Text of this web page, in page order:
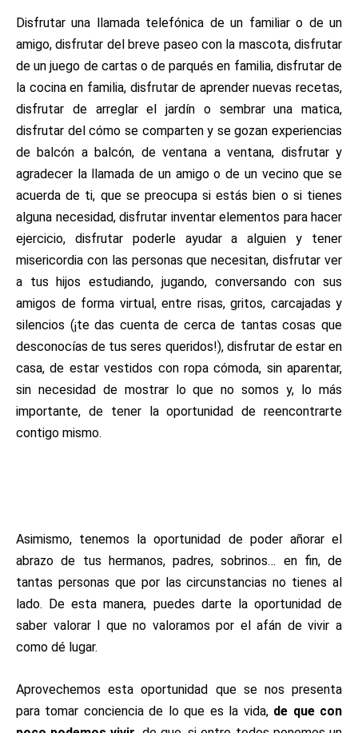
Disfrutar una llamada telefónica de un familiar o de un
amigo, disfrutar del breve paseo con la mascota, disfrutar
de un juego de cartas o de parqués en familia, disfrutar de
la cocina en familia, disfrutar de aprender nuevas recetas,
disfrutar de arreglar el jardín o sembrar una matica,
disfrutar del cómo se comparten y se gozan experiencias
de balcón a balcón, de ventana a ventana, disfrutar y
agradecer la llamada de un amigo o de un vecino que se
acuerda de ti, que se preocupa si estás bien o si tienes
alguna necesidad, disfrutar inventar elementos para hacer
ejercicio, disfrutar poderle ayudar a alguien y tener
misericordia con las personas que necesitan, disfrutar ver
a tus hijos estudiando, jugando, conversando con sus
amigos de forma virtual, entre risas, gritos, carcajadas y
silencios (¡te das cuenta de cerca de tantas cosas que
desconocías de tus seres queridos!), disfrutar de estar en
casa, de estar vestidos con ropa cómoda, sin aparentar,
sin necesidad de mostrar lo que no somos y, lo más
importante, de tener la oportunidad de reencontrarte
contigo mismo.
Asimismo, tenemos la oportunidad de poder añorar el
abrazo de tus hermanos, padres, sobrinos… en fin, de
tantas personas que por las circunstancias no tienes al
lado. De esta manera, puedes darte la oportunidad de
saber valorar l que no valoramos por el afán de vivir a
como dé lugar.
Aprovechemos esta oportunidad que se nos presenta
para tomar conciencia de lo que es la vida, de que con